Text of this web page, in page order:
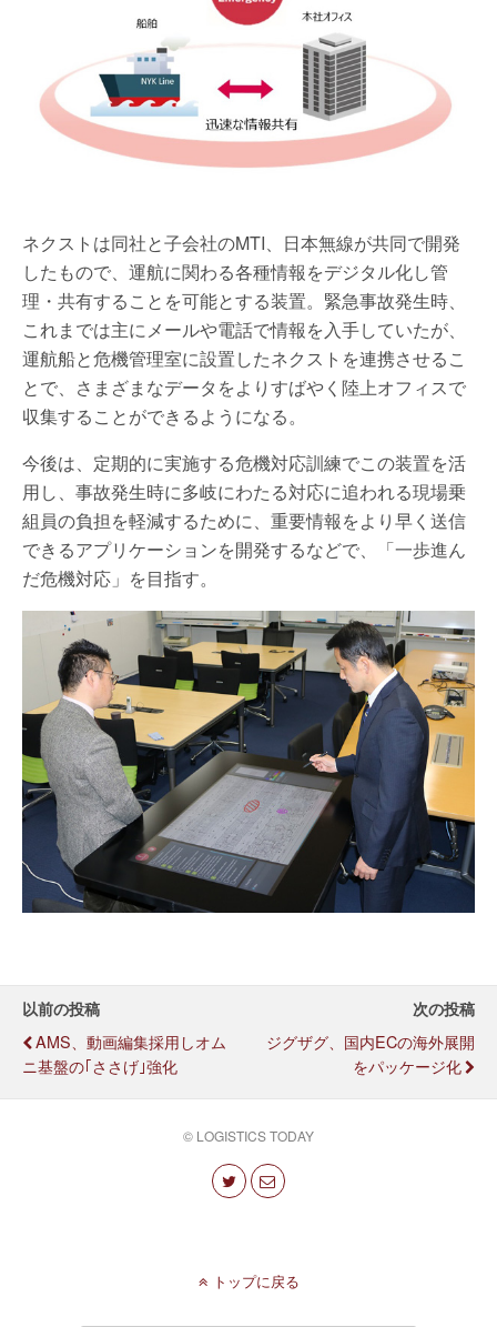
ネクストは同社と子会社のMTI、日本無線が共同で開発
したもので、運航に関わる各種情報をデジタル化し管
理・共有することを可能とする装置。緊急事故発生時、
これまでは主にメールや電話で情報を入手していたが、
運航船と危機管理室に設置したネクストを連携させるこ
とで、さまざまなデータをよりすばやく陸上オフィスで
収集することができるようになる。
今後は、定期的に実施する危機対応訓練でこの装置を活
用し、事故発生時に多岐にわたる対応に追われる現場乗
組員の負担を軽減するために、重要情報をより早く送信
できるアプリケーションを開発するなどで、「一歩進ん
だ危機対応」を目指す。
以前の投稿
AMS、動画編集採用しオム
ニ基盤の｢ささげ｣強化
次の投稿
ジグザグ、国内ECの海外展開
をパッケージ化
© LOGISTICS TODAY
トップに戻る